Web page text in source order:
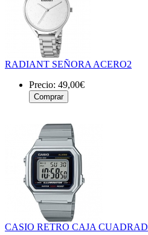
RADIANT SEÑORA ACERO2
Precio: 49,00€
CASIO RETRO CAJA CUADRAD